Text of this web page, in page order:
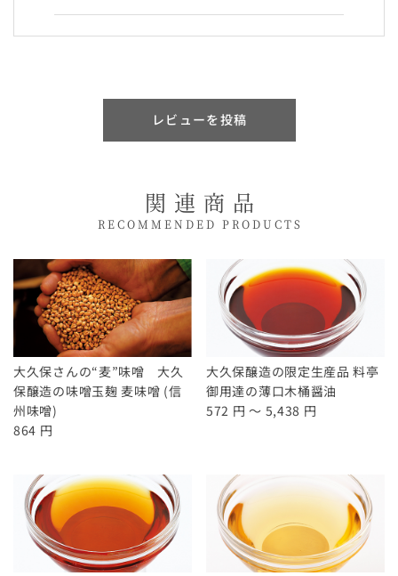
さん ★★★★★
2011/03/09
さっぱりしたすだち果汁が合わさって、さわやか
冬は鍋物、夏は冷ややっこにぴったりだし、肉や
レビューを投稿
関連商品
RECOMMENDED PRODUCTS
大久保さんの“麦”味噌 大久
保醸造の味噌玉麹 麦味噌 (信
州味噌)
864 円
大久保醸造の限定生産品 料亭
御用達の薄口木桶醤油
572 円 ～ 5,438 円